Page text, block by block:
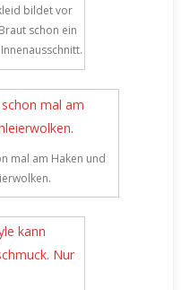
bildet vor
schon ein
mal am Haken und